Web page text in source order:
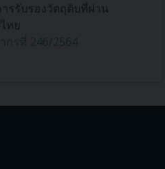
รรับรองวัตถุดิบที่ผ่าน
ทย
กรที่ 246/2564